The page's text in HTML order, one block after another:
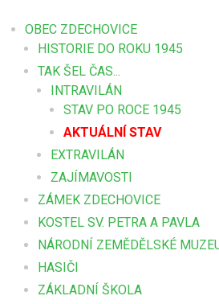
OBEC ZDECHOVICE
HISTORIE DO ROKU 1945
TAK ŠEL ČAS...
INTRAVILÁN
STAV PO ROCE 1945
AKTUÁLNÍ STAV
EXTRAVILÁN
ZAJÍMAVOSTI
ZÁMEK ZDECHOVICE
KOSTEL SV. PETRA A PAVLA
NÁRODNÍ ZEMĚDĚLSKÉ
HASIČI
ZÁKLADNÍ ŠKOLA